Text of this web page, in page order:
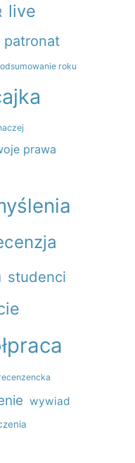
live
patronat
roku
prawa
studenci
wywiad